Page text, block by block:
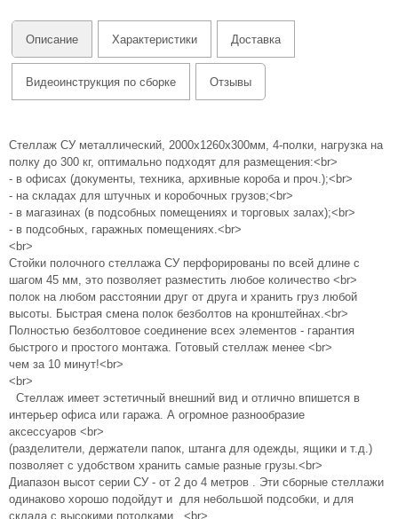
Описание Характеристики Доставка
Видеоинструкция по сборке Отзывы
Стеллаж СУ металлический, 2000х1260х300мм, 4-полки, нагрузка на
полку до 300 кг, оптимально подходят для размещения:<br>
- в офисах (документы, техника, архивные короба и проч.);<br>
- на складах для штучных и коробочных грузов;<br>
- в магазинах (в подсобных помещениях и торговых залах);<br>
- в подсобных, гаражных помещениях.<br>
<br>
Стойки полочного стеллажа СУ перфорированы по всей длине с
шагом 45 мм, это позволяет разместить любое количество <br>
полок на любом расстоянии друг от друга и хранить груз любой
высоты. Быстрая смена полок безболтов на кронштейнах.<br>
Полностью безболтовое соединение всех элементов - гарантия
быстрого и простого монтажа. Готовый стеллаж менее <br>
чем за 10 минут!<br>
<br>
Стеллаж имеет эстетичный внешний вид и отлично впишется в
интерьер офиса или гаража. А огромное разнообразие
аксессуаров <br>
(разделители, держатели папок, штанга для одежды, ящики и т.д.)
позволяет с удобством хранить самые разные грузы.<br>
Диапазон высот серии СУ - от 2 до 4 метров . Эти сборные стеллажи
одинаково хорошо подойдут и для небольшой подсобки, и для
склада с высокими потолками. <br>